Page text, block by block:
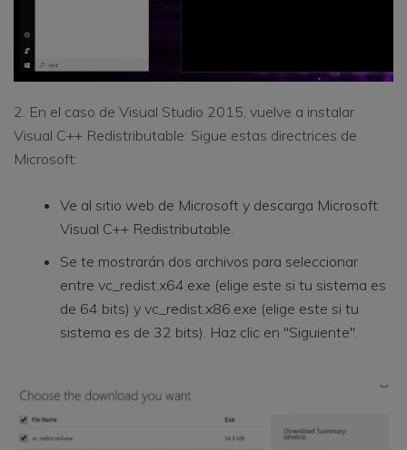
2. En el caso de Visual Studio 2015, vuelve a instalar
Visual C++ Redistributable: Sigue estas directrices de
Microsoft:
Ve al sitio web de Microsoft y descarga Microsoft
Visual C++ Redistributable.
Se te mostrarán dos archivos para seleccionar
entre vc_redist.x64.exe (elige este si tu sistema es
de 64 bits) y vc_redist.x86.exe (elige este si tu
sistema es de 32 bits). Haz clic en "Siguiente".